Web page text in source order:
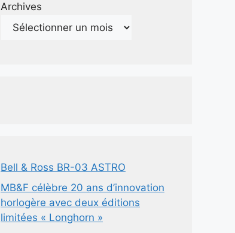
Archives
Bell & Ross BR-03 ASTRO
MB&F célèbre 20 ans d’innovation
horlogère avec deux éditions
limitées « Longhorn »